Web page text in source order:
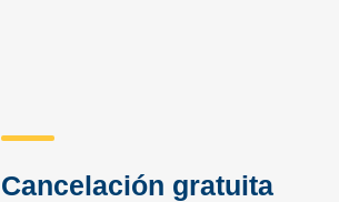
Cancelación gratuita